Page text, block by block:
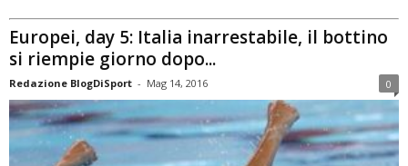
Europei, day 5: Italia inarrestabile, il bottino
si riempie giorno dopo...
Redazione BlogDiSport - Mag 14, 2016 0